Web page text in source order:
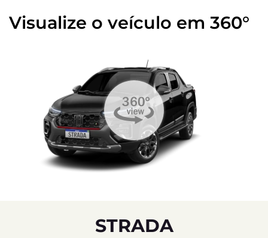
Visualize o veículo em 360°
STRADA